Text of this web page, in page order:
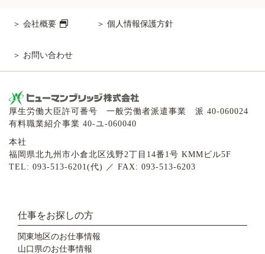
会社概要 個人情報保護方針
お問い合わせ
厚生労働大臣許可番号 一般労働者派遣事業 派 40-060024
有料職業紹介事業 40-ユ-060040
本社
福岡県北九州市小倉北区浅野2丁目14番1号 KMMビル5F
TEL: 093-513-6201(代) ／ FAX: 093-513-6203
仕事をお探しの方
関東地区のお仕事情報
山口県のお仕事情報